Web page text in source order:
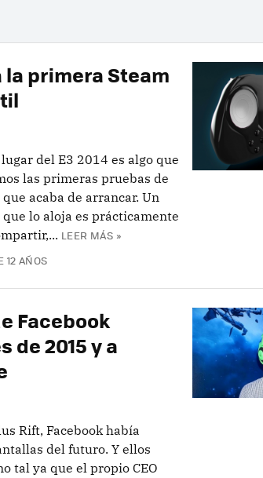
primera Steam
del E3 2014 es algo que
las primeras pruebas de
acaba de arrancar. Un
lo aloja es prácticamente
LEER MÁS »
12 AÑOS
Facebook
de 2015 y a
Rift, Facebook había
del futuro. Y ellos
tal ya que el propio CEO